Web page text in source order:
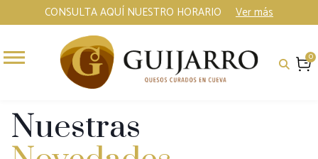
CONSULTA AQUÍ NUESTRO HORARIO Ver más
0
Nuestras